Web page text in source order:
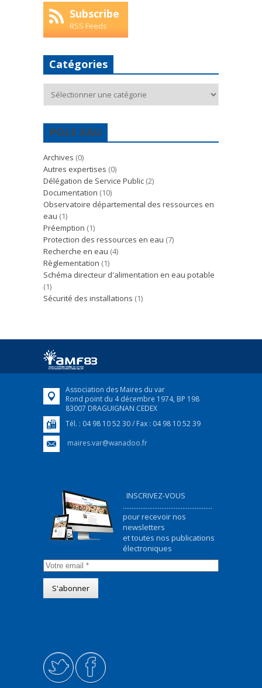
Subscribe
RSS Feeds
Catégories
POLE EAU
Archives (0)
Autres expertises (0)
Délégation de Service Public (2)
Documentation (10)
Observatoire départemental des ressources en
eau (1)
Préemption (1)
Protection des ressources en eau (7)
Recherche en eau (4)
Règlementation (1)
Schéma directeur d'alimentation en eau potable
(1)
Sécurité des installations (1)
Association des Maires du var
Rond point du 4 décembre 1974, BP 198
83007 DRAGUIGNAN CEDEX
Tél. : 04 98 10 52 30 / Fax : 04 98 10 52 39
maires.var@wanadoo.fr
INSCRIVEZ-VOUS
...................................................
pour recevoir nos
newsletters
et toutes nos publications
électroniques